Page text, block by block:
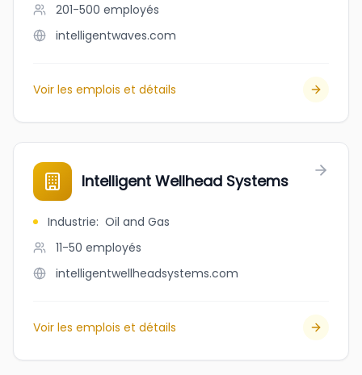
201-500 employés
intelligentwaves.com
Voir les emplois et détails
Intelligent Wellhead Systems
Industrie: Oil and Gas
11-50 employés
intelligentwellheadsystems.com
Voir les emplois et détails